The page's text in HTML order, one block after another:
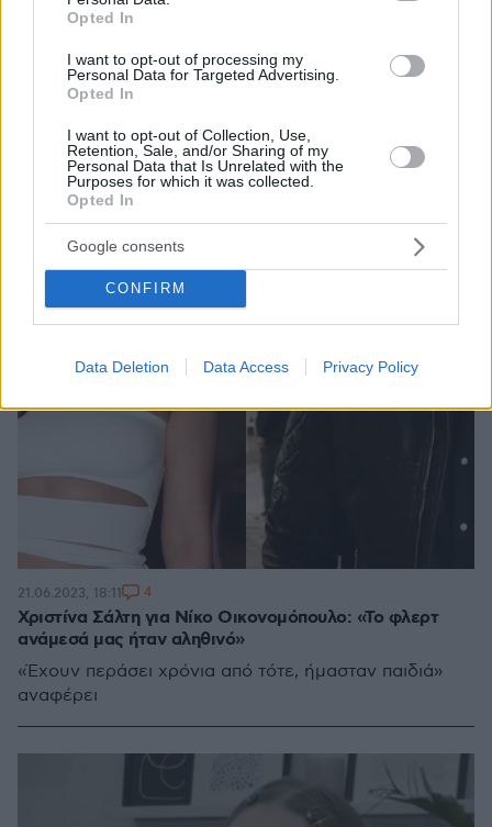
Opted In
I want to opt-out of processing my
Personal Data for Targeted Advertising.
Opted In
I want to opt-out of Collection, Use,
Retention, Sale, and/or Sharing of my
Personal Data that Is Unrelated with the
Purposes for which it was collected.
Opted In
Google consents
CONFIRM
Data Deletion Data Access Privacy Policy
παιδικό ωραίο αθώο φλερτάκι
Δεν το θυμούνται, δήλωσε η τραγουδίστρια
Χριστίνα Σάλτη για Νίκο Οικονομόπουλο: «Το φλερτ
ανάμεσά μας ήταν αληθινό»
«Έχουν περάσει χρόνια από τότε, ήμασταν παιδιά»
αναφέρει
21.06.2023, 18:11 4